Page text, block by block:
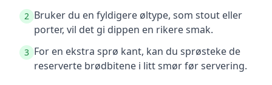
2 Bruker du en fyldigere øltype, som stout eller
porter, vil det gi dippen en rikere smak.
3 For en ekstra sprø kant, kan du sprøsteke de
reserverte brødbitene i litt smør før servering.